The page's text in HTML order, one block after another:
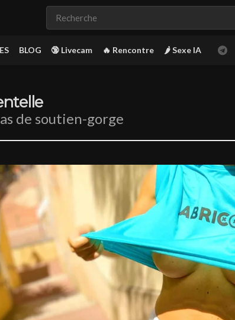
BLOG 🔞 Livecam 🔥 Rencontre 🌶️ Sexe IA
de soutien-gorge